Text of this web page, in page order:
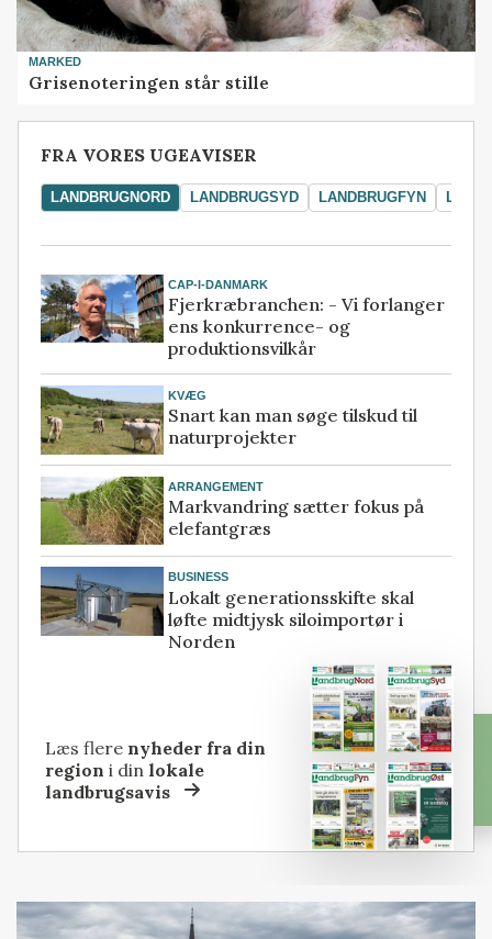
MARKED
Grisenoteringen står stille
FRA VORES UGEAVISER
LANDBRUGNORD LANDBRUGSYD LANDBRUGFYN
CAP-I-DANMARK
Fjerkræbranchen: - Vi forlanger
ens konkurrence- og
produktionsvilkår
KVÆG
Snart kan man søge tilskud til
naturprojekter
ARRANGEMENT
Markvandring sætter fokus på
elefantgræs
BUSINESS
Lokalt generationsskifte skal
løfte midtjysk siloimportør i
Norden
Læs flere nyheder fra din
region i dinlokale
landbrugsavis